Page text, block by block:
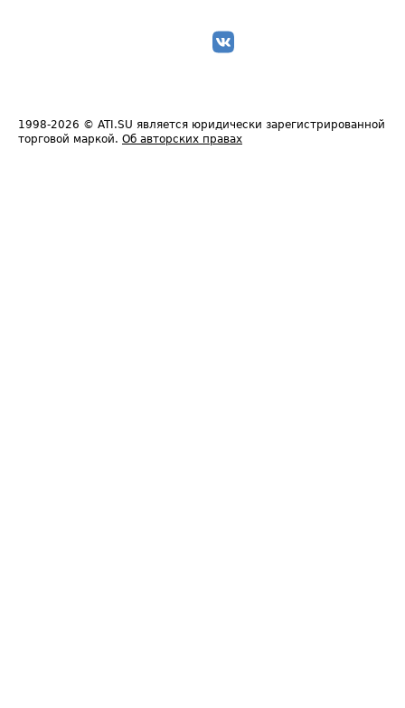
1998-2026 © ATI.SU является юридически зарегистрированной
торговой маркой. Об авторских правах